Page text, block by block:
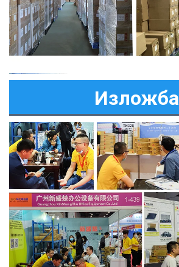
Изложба